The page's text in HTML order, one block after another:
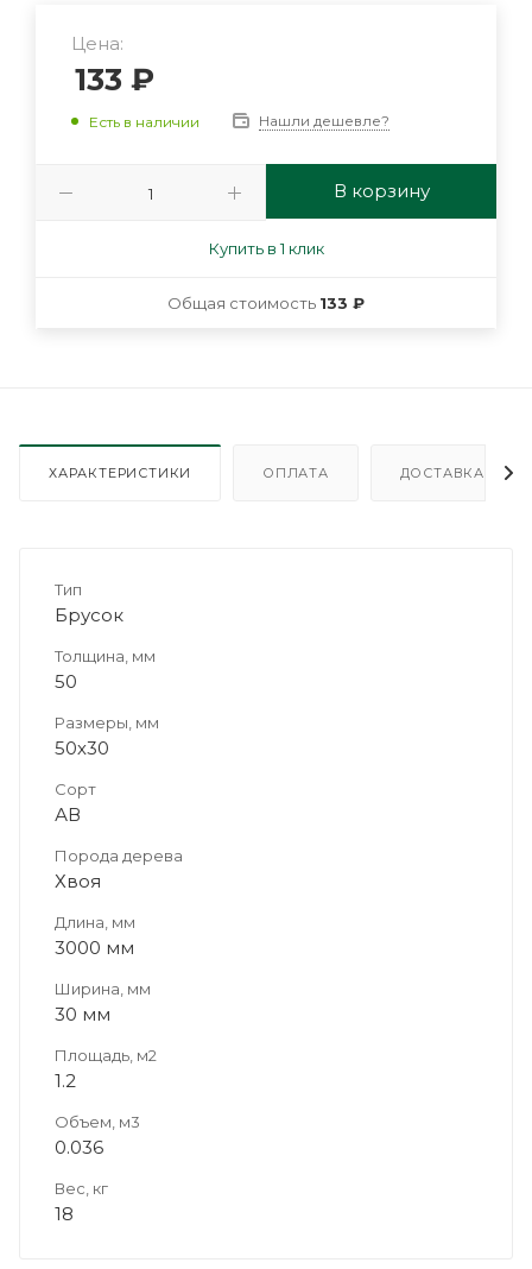
Цена:
133 ₽
Есть в наличии Нашли дешевле?
В корзину
Купить в 1 клик
Общая стоимость 133 ₽
ХАРАКТЕРИСТИКИ ОПЛАТА ДОСТАВКА
Тип
Брусок
Толщина, мм
50
Размеры, мм
50х30
Сорт
АВ
Порода дерева
Хвоя
Длина, мм
3000 мм
Ширина, мм
30 мм
Площадь, м2
1.2
Объем, м3
0.036
Вес, кг
18